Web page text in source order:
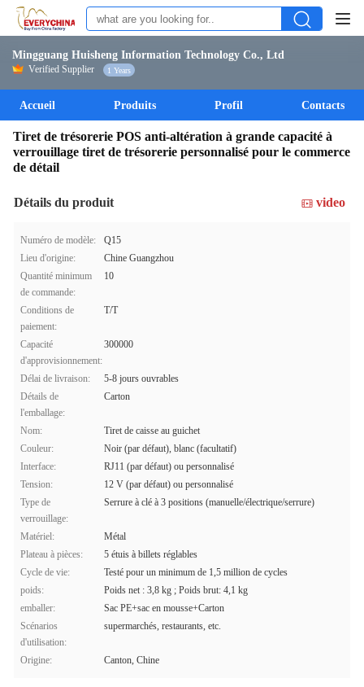
Mingguang Huisheng Information Technology Co., Ltd
Verified Supplier 1 Years
Accueil Produits Profil Contacts
Tiret de trésorerie POS anti-altération à grande capacité à
verrouillage tiret de trésorerie personnalisé pour le commerce
de détail
Détails du produit video
Numéro de modèle:
Q15
Lieu d'origine:
Chine Guangzhou
Quantité minimum
de commande:
10
Conditions de
paiement:
T/T
Capacité
d'approvisionnement:
300000
Délai de livraison:
5-8 jours ouvrables
Détails de
l'emballage:
Carton
Nom:
Tiret de caisse au guichet
Couleur:
Noir (par défaut), blanc (facultatif)
Interface:
RJ11 (par défaut) ou personnalisé
Tension:
12 V (par défaut) ou personnalisé
Type de
verrouillage:
Serrure à clé à 3 positions (manuelle/électrique/serrure)
Matériel:
Métal
Plateau à pièces:
5 étuis à billets réglables
Cycle de vie:
Testé pour un minimum de 1,5 million de cycles
poids:
Poids net : 3,8 kg ; Poids brut: 4,1 kg
emballer:
Sac PE+sac en mousse+Carton
Scénarios
d'utilisation:
supermarchés, restaurants, etc.
Origine: Canton, Chine